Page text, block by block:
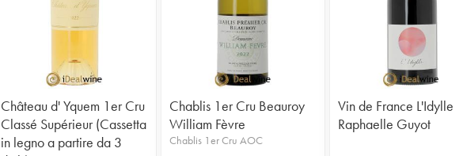
Château d' Yquem 1er Cru
Classé Supérieur (Cassetta
in legno a partire da 3
Chablis 1er Cru Beauroy
William Fèvre
Chablis 1er Cru AOC
Vin de France L'Idylle
Raphaelle Guyot